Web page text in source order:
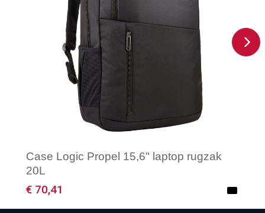
Case Logic Propel 15,6" laptop rugzak
20L
€ 70,41